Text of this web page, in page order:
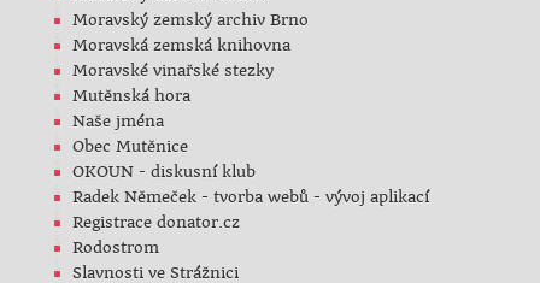
Moravský zemský archiv Brno
Moravská zemská knihovna
Moravské vinařské stezky
Mutěnská hora
Naše jména
Obec Mutěnice
OKOUN - diskusní klub
Radek Němeček - tvorba webů - vývoj aplikací
Registrace donator.cz
Rodostrom
Slavnosti ve Strážnici